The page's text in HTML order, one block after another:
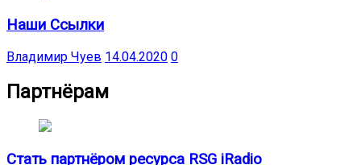
Наши Ссылки
Владимир Чуев 14.04.2020 0
Партнёрам
Стать партнёром ресурса RSG iRadio